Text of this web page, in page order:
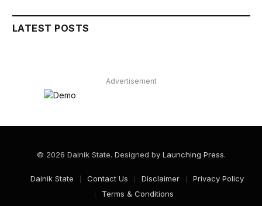
LATEST POSTS
Advertisement
© 2026 Dainik State. Designed by Launching Press.
Dainik State Contact Us Disclaimer
Privacy Policy
Terms & Conditions